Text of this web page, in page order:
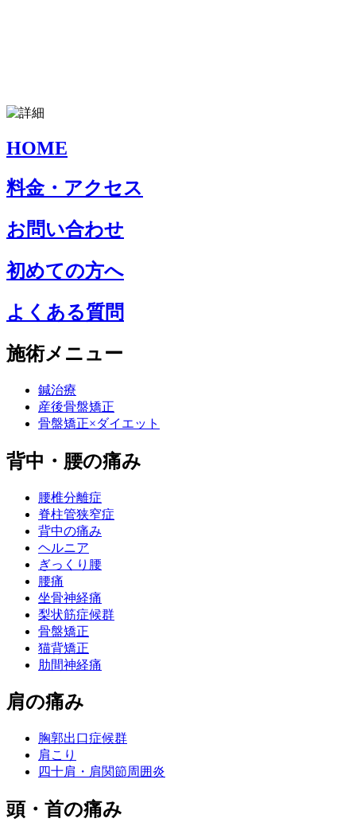
HOME
料金・アクセス
お問い合わせ
初めての方へ
よくある質問
施術メニュー
鍼治療
産後骨盤矯正
骨盤矯正×ダイエット
背中・腰の痛み
腰椎分離症
脊柱管狭窄症
背中の痛み
ヘルニア
ぎっくり腰
腰痛
坐骨神経痛
梨状筋症候群
骨盤矯正
猫背矯正
肋間神経痛
肩の痛み
胸郭出口症候群
肩こり
四十肩・肩関節周囲炎
頭・首の痛み